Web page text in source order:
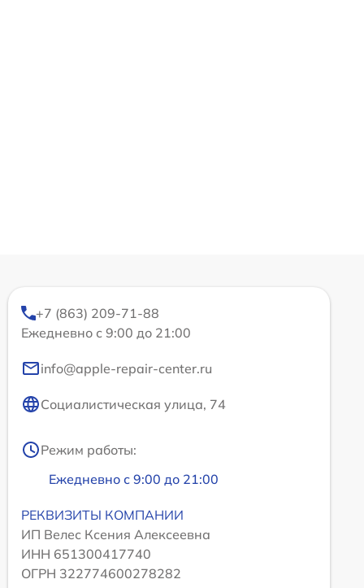
+7 (863) 209-71-88
Ежедневно с 9:00 до 21:00
info@apple-repair-center.ru
Социалистическая улица, 74
Режим работы:
Ежедневно с 9:00 до 21:00
РЕКВИЗИТЫ КОМПАНИИ
ИП Велес Ксения Алексеевна
ИНН 651300417740
ОГРН 322774600278282